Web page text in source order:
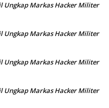
Ungkap Markas Hacker Militer
Ungkap Markas Hacker Militer
Ungkap Markas Hacker Militer
Ungkap Markas Hacker Militer